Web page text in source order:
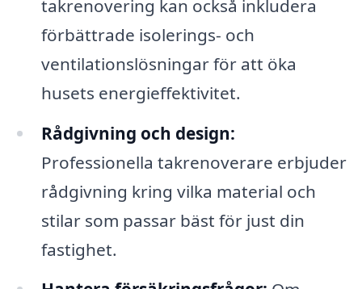
takrenovering kan också inkludera
förbättrade isolerings- och
ventilationslösningar för att öka
husets energieffektivitet.
Rådgivning och design:
Professionella takrenoverare erbjuder
rådgivning kring vilka material och
stilar som passar bäst för just din
fastighet.